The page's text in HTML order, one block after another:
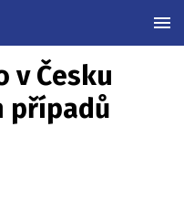
v Česku
případů